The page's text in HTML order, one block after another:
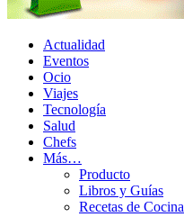
Actualidad
Eventos
Ocio
Viajes
Tecnología
Salud
Chefs
Más…
Producto
Libros y Guías
Recetas de Cocina